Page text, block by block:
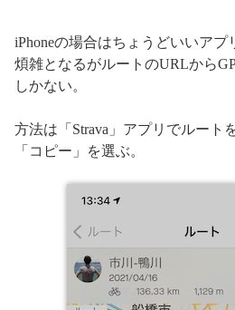
iPhoneの場合はちょうどいいア
煩雑となるがルートのURLから
しかない。
方法は「Strava」アプリでルート
「コピー」を選ぶ。